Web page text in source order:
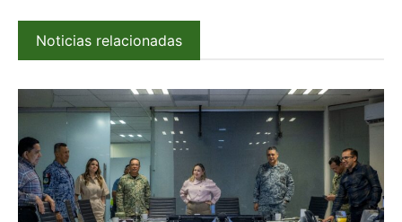
Noticias relacionadas